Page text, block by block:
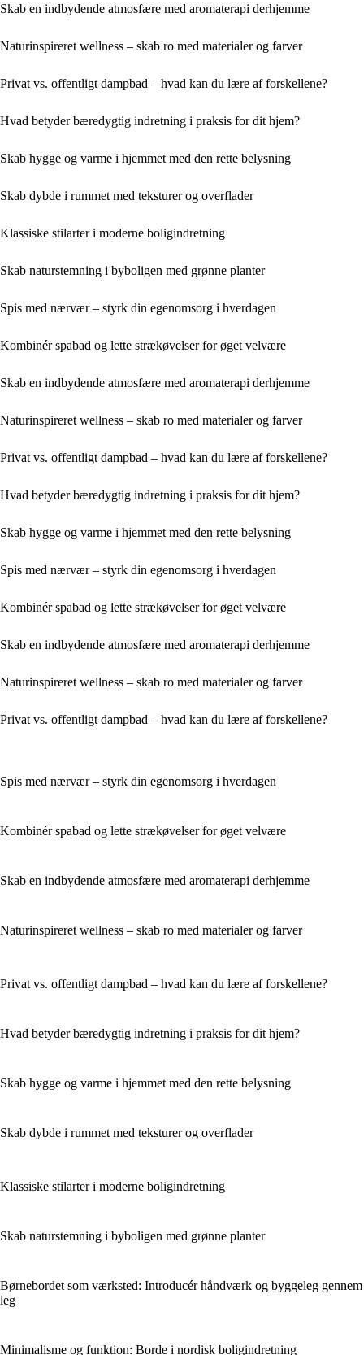
Skab en indbydende atmosfære med aromaterapi derhjemme
Naturinspireret wellness – skab ro med materialer og farver
Privat vs. offentligt dampbad – hvad kan du lære af forskellene?
Hvad betyder bæredygtig indretning i praksis for dit hjem?
Skab hygge og varme i hjemmet med den rette belysning
Skab dybde i rummet med teksturer og overflader
Klassiske stilarter i moderne boligindretning
Skab naturstemning i byboligen med grønne planter
Spis med nærvær – styrk din egenomsorg i hverdagen
Kombinér spabad og lette strækøvelser for øget velvære
Skab en indbydende atmosfære med aromaterapi derhjemme
Naturinspireret wellness – skab ro med materialer og farver
Privat vs. offentligt dampbad – hvad kan du lære af forskellene?
Hvad betyder bæredygtig indretning i praksis for dit hjem?
Skab hygge og varme i hjemmet med den rette belysning
Spis med nærvær – styrk din egenomsorg i hverdagen
Kombinér spabad og lette strækøvelser for øget velvære
Skab en indbydende atmosfære med aromaterapi derhjemme
Naturinspireret wellness – skab ro med materialer og farver
Privat vs. offentligt dampbad – hvad kan du lære af forskellene?
Spis med nærvær – styrk din egenomsorg i hverdagen
Kombinér spabad og lette strækøvelser for øget velvære
Skab en indbydende atmosfære med aromaterapi derhjemme
Naturinspireret wellness – skab ro med materialer og farver
Privat vs. offentligt dampbad – hvad kan du lære af forskellene?
Hvad betyder bæredygtig indretning i praksis for dit hjem?
Skab hygge og varme i hjemmet med den rette belysning
Skab dybde i rummet med teksturer og overflader
Klassiske stilarter i moderne boligindretning
Skab naturstemning i byboligen med grønne planter
Børnebordet som værksted: Introducér håndværk og byggeleg gennem
leg
Minimalisme og funktion: Borde i nordisk boligindretning